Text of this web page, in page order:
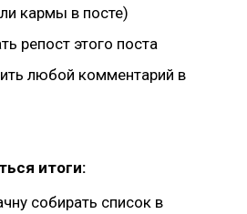
кармы в посте)
репост этого поста
любой комментарий в
итоги:
собирать список в